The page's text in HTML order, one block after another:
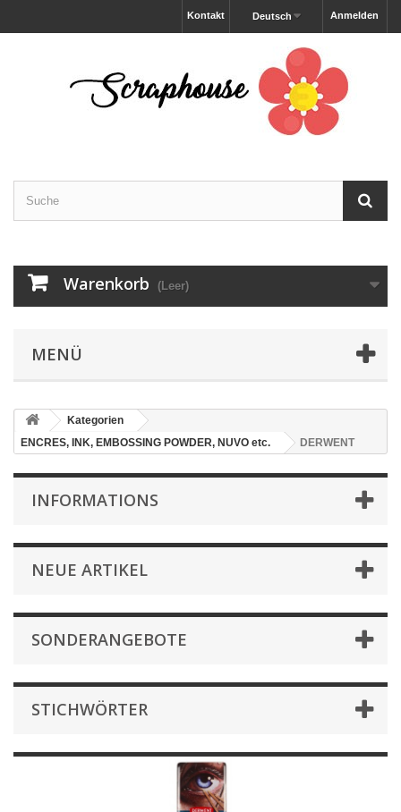
Anmelden
Deutsch
Kontakt
Warenkorb (Leer)
MENÜ
Kategorien
ENCRES, INK, EMBOSSING POWDER, NUVO etc.
DERWENT
INFORMATIONS
NEUE ARTIKEL
SONDERANGEBOTE
STICHWÖRTER